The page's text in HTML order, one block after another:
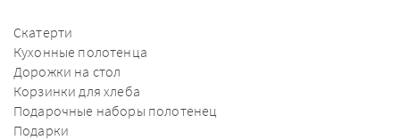
Скатерти
Кухонные полотенца
Дорожки на стол
Корзинки для хлеба
Подарочные наборы полотенец
Подарки